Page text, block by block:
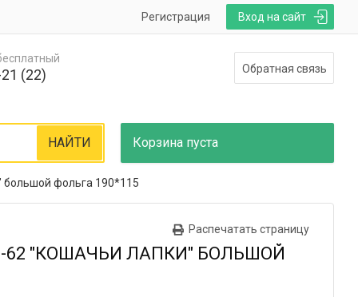
Вход на сайт
Регистрация
(22) Обратная связь
Корзина пуста
НАЙТИ
большой фольга 190*115
Распечатать страницу
62 "КОШАЧЬИ ЛАПКИ" БОЛЬШОЙ